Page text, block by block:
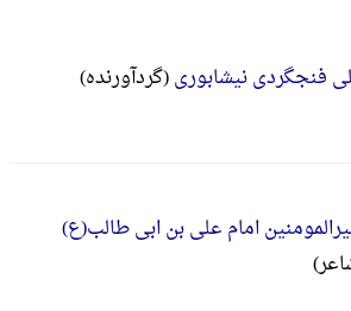
فنجگردی نیشابوری(گردآورنده)
امام علی بن ابی طالب(ع)